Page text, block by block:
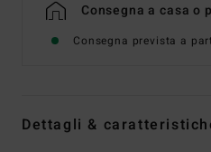
Consegna a casa
Consegna prevista a
Dettagli &